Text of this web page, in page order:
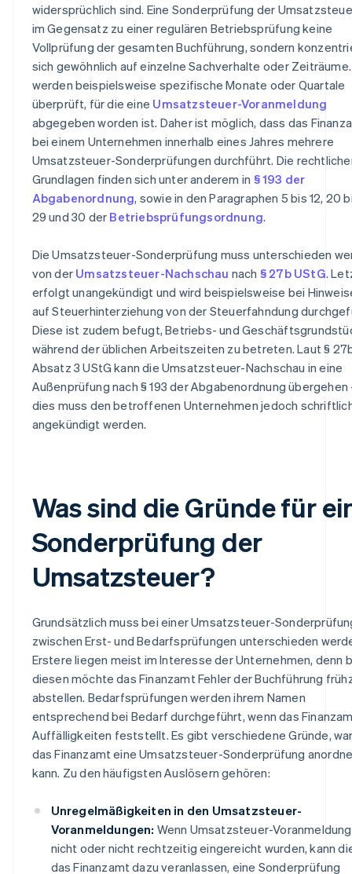
widersprüchlich sind. Eine Sonderprüfung der
im Gegensatz zu einer regulären Betriebsprüfung keine
Vollprüfung der gesamten Buchführung, sondern
sich gewöhnlich auf einzelne Sachverhalte oder Zeiträume.
werden beispielsweise spezifische Monate oder Quartale
überprüft, für die eine Umsatzsteuer-Voranmeldung
abgegeben worden ist. Daher ist möglich, dass das
bei einem Unternehmen innerhalb eines Jahres mehrere
Umsatzsteuer-Sonderprüfungen durchführt. Die
Grundlagen finden sich unter anderem in § 193 der
Abgabenordnung, sowie in den Paragraphen 5 bis 12, 20
29 und 30 der Betriebsprüfungsordnung.
Die Umsatzsteuer-Sonderprüfung muss unterschieden
von der Umsatzsteuer-Nachschau nach § 27b UStG.
erfolgt unangekündigt und wird beispielsweise bei
auf Steuerhinterziehung von der Steuerfahndung
Diese ist zudem befugt, Betriebs- und
während der üblichen Arbeitszeiten zu betreten. Laut §
Absatz 3 UStG kann die Umsatzsteuer-Nachschau in eine
Außenprüfung nach § 193 der Abgabenordnung übergehen
dies muss den betroffenen Unternehmen jedoch
angekündigt werden.
Was sind die Gründe für
Sonderprüfung der
Umsatzsteuer?
Grundsätzlich muss bei einer Umsatzsteuer-
zwischen Erst- und Bedarfsprüfungen unterschieden
Erstere liegen meist im Interesse der Unternehmen, denn
diesen möchte das Finanzamt Fehler der Buchführung
abstellen. Bedarfsprüfungen werden ihrem Namen
entsprechend bei Bedarf durchgeführt, wenn das
Auffälligkeiten feststellt. Es gibt verschiedene Gründe,
das Finanzamt eine Umsatzsteuer-Sonderprüfung
kann. Zu den häufigsten Auslösern gehören:
Unregelmäßigkeiten in den Umsatzsteuer-
Voranmeldungen: Wenn Umsatzsteuer-
nicht oder nicht rechtzeitig eingereicht wurden, kann
das Finanzamt dazu veranlassen, eine Sonderprüfung